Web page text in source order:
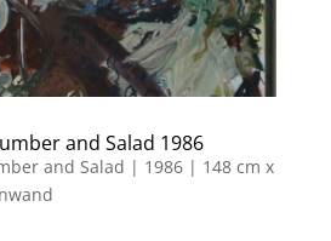
and Salad 1986
and Salad | 1986 | 148 cm x